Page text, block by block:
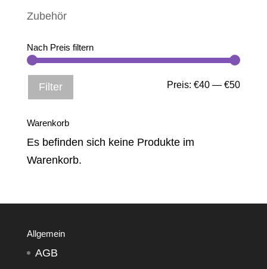
Zubehör
Nach Preis filtern
Min.
Max.
Filter Preis:€40 —€50
Warenkorb
Es befinden sich keine Produkte im
Warenkorb.
Allgemein
AGB